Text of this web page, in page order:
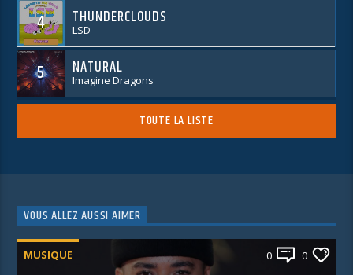
4 THUNDERCLOUDS
LSD
5 NATURAL
Imagine Dragons
TOUTE LA LISTE
VOUS ALLEZ AUSSI AIMER
MUSIQUE 0 0